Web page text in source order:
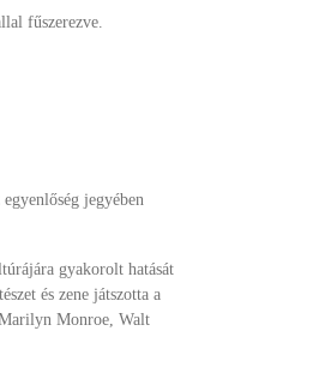
fűszerezve.
jegyében
gyakorolt hatását
és zene játszotta a
Monroe, Walt